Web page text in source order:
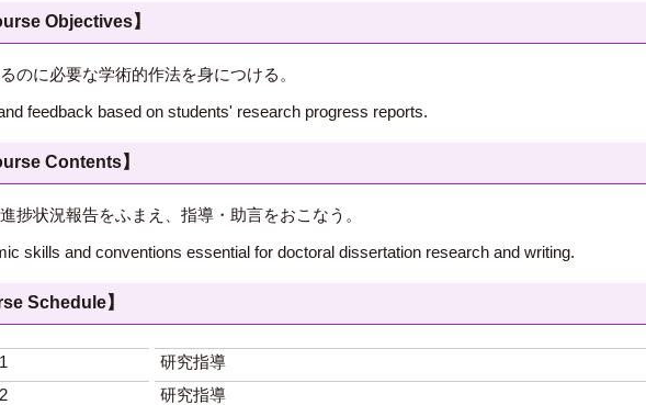
Objectives】
のに必要な学術的作法を身につける。
feedback based on students' research progress reports.
Contents】
捗状況報告をふまえ、指導・助言をおこなう。
skills and conventions essential for doctoral dissertation research and writing.
Schedule】
1
研究指導
2
研究指導